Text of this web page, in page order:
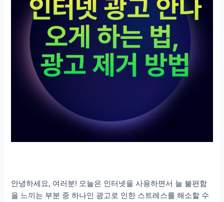
안녕하세요, 여러분! 오늘은 인터넷을 사용하면서 늘 불편함
을 느끼는 부분 중 하나인 광고로 인한 스트레스를 해소할 수